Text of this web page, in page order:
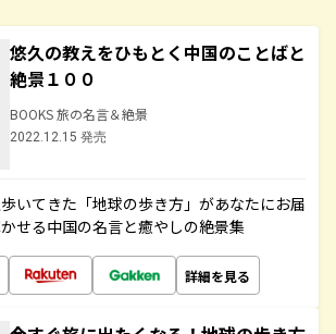
悠久の教えをひもとく中国のことばと
絶景１００
BOOKS 旅の名言＆絶景
2022.12.15 発売
いてきた「地球の歩き方」があなたにお届
せる中国の名言と癒やしの絶景集
詳細を見る